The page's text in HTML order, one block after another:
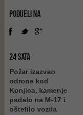
PODIJELI NA
24 SATA
Požar izazvao
odrone kod
Konjica, kamenje
padalo na M-17 i
oštetilo vozila